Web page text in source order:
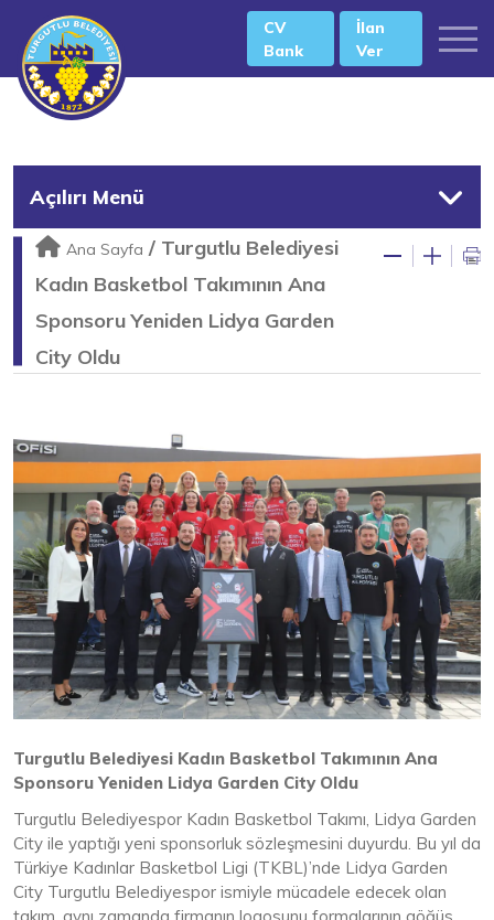
CV
Bank
İlan
Ver
Açılırı Menü
Ana Sayfa / Turgutlu Belediyesi
Kadın Basketbol Takımının Ana
Sponsoru Yeniden Lidya Garden
City Oldu
Turgutlu Belediyesi Kadın Basketbol Takımının Ana
Sponsoru Yeniden Lidya Garden City Oldu
Turgutlu Belediyespor Kadın Basketbol Takımı, Lidya Garden
City ile yaptığı yeni sponsorluk sözleşmesini duyurdu. Bu yıl da
Türkiye Kadınlar Basketbol Ligi (TKBL)’nde Lidya Garden
City Turgutlu Belediyespor ismiyle mücadele edecek olan